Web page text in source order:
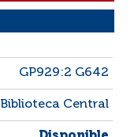
GP929:2 G642
Biblioteca Central